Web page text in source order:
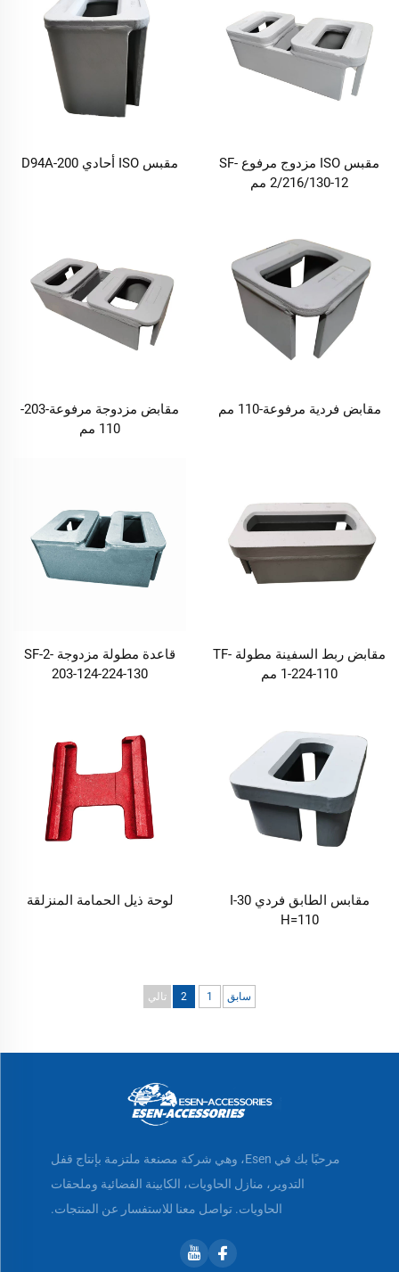
مقبس ISO مزدوج مرفوع SF-
2/216/130-12 مم
مقبس ISO أحادي D94A-200
مقابض فردية مرفوعة-110 مم
مقابض مزدوجة مرفوعة-203-
110 مم
مقابض ربط السفينة مطولة TF-
1-224-110 مم
قاعدة مطولة مزدوجة SF-2-
203-124-224-130
مقابس الطابق فردي I-30
H=110
لوحة ذيل الحمامة المنزلقة
سابق 1
2 تالي
مرحبًا بك في Esen، وهي شركة مصنعة ملتزمة بإنتاج قفل
التدوير، منازل الحاويات، الكابينة الفضائية وملحقات
الحاويات. تواصل معنا للاستفسار عن المنتجات.